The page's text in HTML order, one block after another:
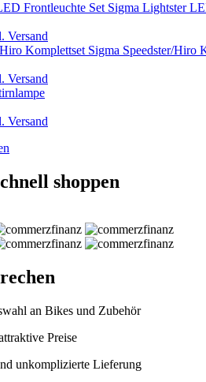
Sigma Lightster
Versand
Sigma Speedster/Hiro
Versand
Versand
shoppen
an Bikes und Zubehör
Preise
unkomplizierte Lieferung